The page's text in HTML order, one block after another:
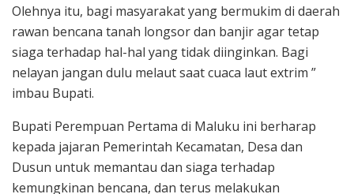
Olehnya itu, bagi masyarakat yang bermukim di daerah
rawan bencana tanah longsor dan banjir agar tetap
siaga terhadap hal-hal yang tidak diinginkan. Bagi
nelayan jangan dulu melaut saat cuaca laut extrim ”
imbau Bupati.
Bupati Perempuan Pertama di Maluku ini berharap
kepada jajaran Pemerintah Kecamatan, Desa dan
Dusun untuk memantau dan siaga terhadap
kemungkinan bencana, dan terus melakukan